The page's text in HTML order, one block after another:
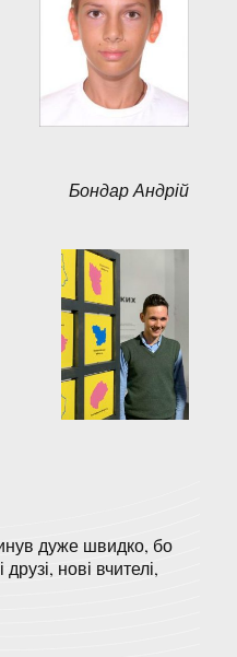
Бондар Андрій
дуже швидко, бо
нові вчителі,